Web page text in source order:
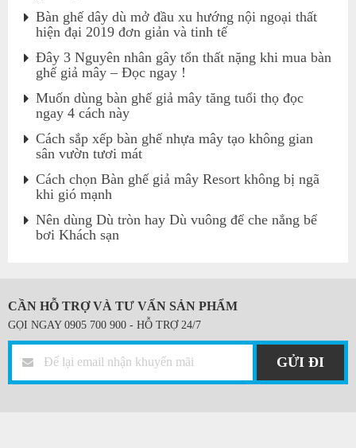
Bàn ghế dây dù mở đầu xu hướng nội ngoại thất
hiện đại 2019 đơn giản và tinh tế
Đây 3 Nguyên nhân gây tổn thất nặng khi mua bàn
ghế giả mây – Đọc ngay !
Muốn dùng bàn ghế giả mây tăng tuổi thọ đọc
ngay 4 cách này
Cách sắp xếp bàn ghế nhựa mây tạo không gian
sân vườn tươi mát
Cách chọn Bàn ghế giả mây Resort không bị ngã
khi gió mạnh
Nên dùng Dù tròn hay Dù vuông để che nắng bể
bơi Khách sạn
CẦN HỖ TRỢ VÀ TƯ VẤN SẢN PHẨM
GỌI NGAY 0905 700 900 - HỖ TRỢ 24/7
GỬI ĐI